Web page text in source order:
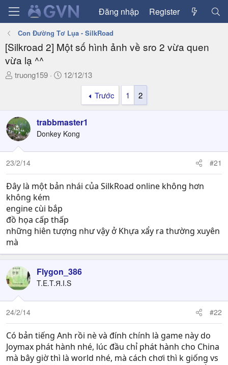
Đăng nhập Register
Con Đường Tơ Lụa - SilkRoad
[Silkroad 2] Một số hình ảnh về sro 2 vừa quen
vừa lạ ^^
T
a
d
s
t
a
t
e
r
truong159
N
ử
i
12/12/13
Trước
1 2
trabbmaster1
Donkey Kong
23/2/14 #21
Đây là một bản nhái của SilkRoad online không hơn
không kém
engine cùi bắp
đồ họa cấp thấp
những hiên tượng như vậy ở Khựa xẩy ra thường xuyên
mà
Flygon_386
T.E.T.Я.I.S
24/2/14 #22
Có bản tiếng Anh rồi nè và đính chính là game này do
Joymax phát hành nhé, lúc đầu chỉ phát hành cho China
mà bây giờ thì là world nhé, mà cách chơi thì k giống vs